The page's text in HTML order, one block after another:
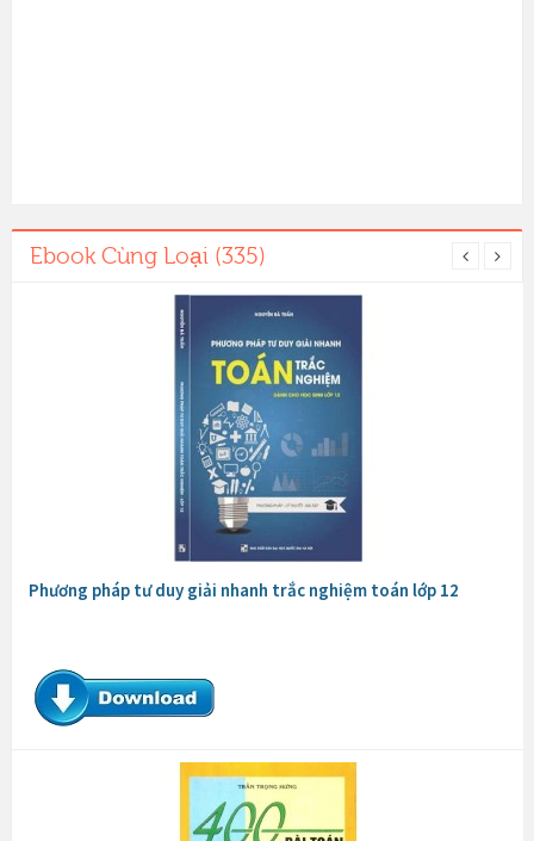
Ebook Cùng Loại (335)
Phương pháp tư duy giải nhanh trắc nghiệm toán lớp 12